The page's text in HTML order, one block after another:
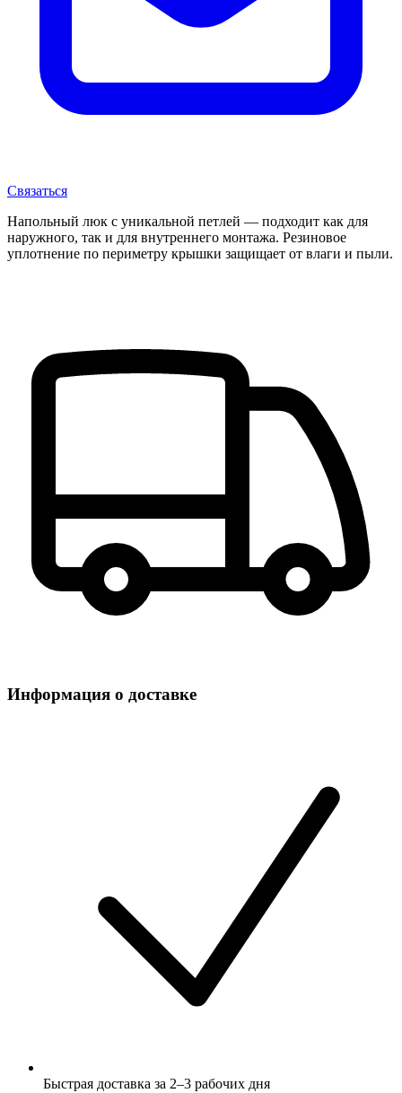
Связаться
Напольный люк с уникальной петлей — подходит как для
наружного, так и для внутреннего монтажа. Резиновое
уплотнение по периметру крышки защищает от влаги и пыли.
Информация о доставке
Быстрая доставка за 2–3 рабочих дня